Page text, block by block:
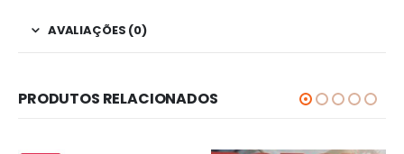
AVALIAÇÕES (0)
PRODUTOS RELACIONADOS